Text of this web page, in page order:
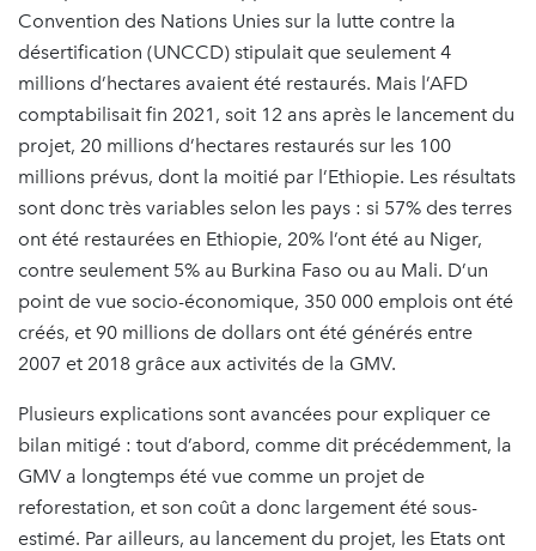
Convention des Nations Unies sur la lutte contre la
désertification (UNCCD) stipulait que seulement 4
millions d’hectares avaient été restaurés. Mais l’AFD
comptabilisait fin 2021, soit 12 ans après le lancement du
projet, 20 millions d’hectares restaurés sur les 100
millions prévus, dont la moitié par l’Ethiopie. Les résultats
sont donc très variables selon les pays : si 57% des terres
ont été restaurées en Ethiopie, 20% l’ont été au Niger,
contre seulement 5% au Burkina Faso ou au Mali. D’un
point de vue socio-économique, 350 000 emplois ont été
créés, et 90 millions de dollars ont été générés entre
2007 et 2018 grâce aux activités de la GMV.
Plusieurs explications sont avancées pour expliquer ce
bilan mitigé : tout d’abord, comme dit précédemment, la
GMV a longtemps été vue comme un projet de
reforestation, et son coût a donc largement été sous-
estimé. Par ailleurs, au lancement du projet, les Etats ont